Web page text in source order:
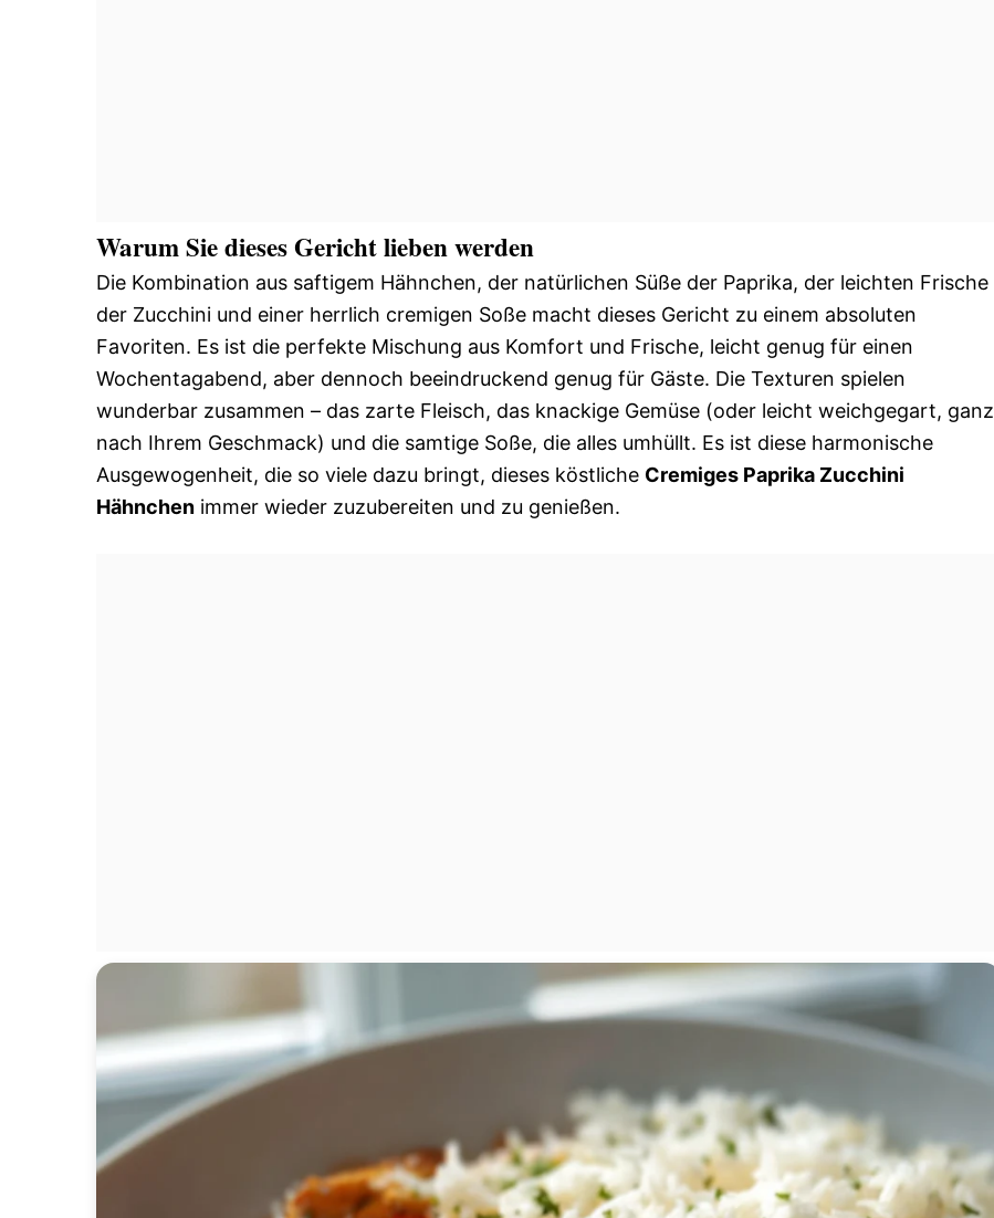
Warum Sie dieses Gericht lieben werden
Die Kombination aus saftigem Hähnchen, der natürlichen Süße der Paprika, der leichten Frische
der Zucchini und einer herrlich cremigen Soße macht dieses Gericht zu einem absoluten
Favoriten. Es ist die perfekte Mischung aus Komfort und Frische, leicht genug für einen
Wochentagabend, aber dennoch beeindruckend genug für Gäste. Die Texturen spielen
wunderbar zusammen – das zarte Fleisch, das knackige Gemüse (oder leicht weichgegart, ganz
nach Ihrem Geschmack) und die samtige Soße, die alles umhüllt. Es ist diese harmonische
Ausgewogenheit, die so viele dazu bringt, dieses köstliche Cremiges Paprika Zucchini
Hähnchen immer wieder zuzubereiten und zu genießen.